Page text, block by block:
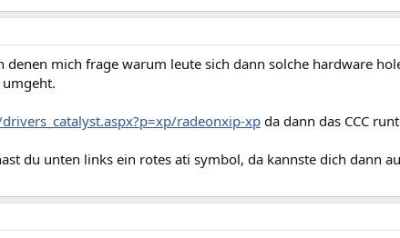
denen mich frage warum leute sich dann solche hardware
radeonxip-xp da dann das CCC
du unten links ein rotes ati symbol, da kannste dich dann